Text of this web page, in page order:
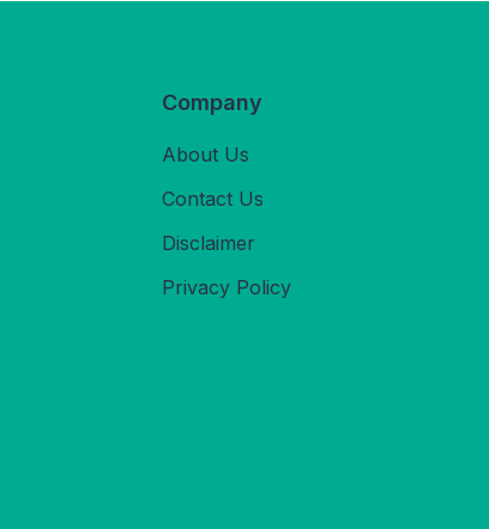
Company
About Us
Contact Us
Disclaimer
Privacy Policy